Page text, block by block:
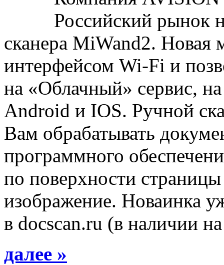
Российский рынок
сканера MiWand2. Новая
интерфейсом Wi-Fi и
на «Облачный» сервис,
Android и IOS. Ручной
Вам обрабатывать
программного
по поверхности
изображение. Новаинка
в docscan.ru (в наличии
далее »